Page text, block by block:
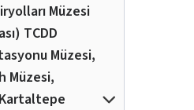
Müzesi
TCDD
Müzesi,
Müzesi,